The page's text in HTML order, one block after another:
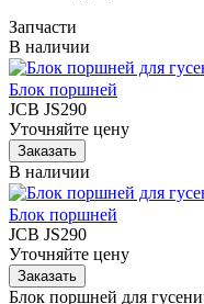
Запчасти
В наличии
Блок поршней
JCB JS290
Уточняйте цену
В наличии
Блок поршней
JCB JS290
Уточняйте цену
Блок поршней для